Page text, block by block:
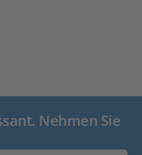
Nehmen Sie